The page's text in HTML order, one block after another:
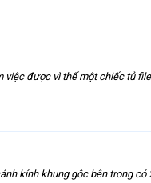
được vì thế một chiếc tủ
kính khung gôc bên trong